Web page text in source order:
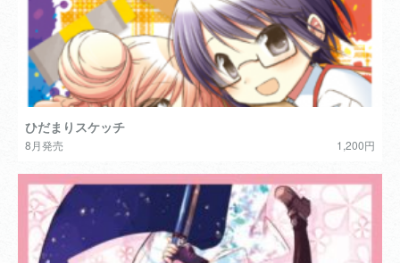
ひだまりスケッチ
8月発売 1,200円